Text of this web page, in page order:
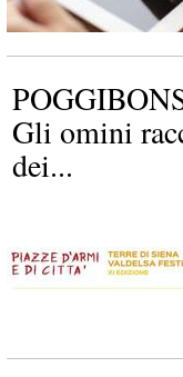
Gli omini
dei...